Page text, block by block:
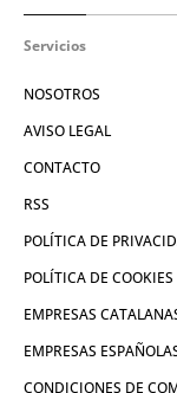
Servicios
NOSOTROS
AVISO LEGAL
CONTACTO
RSS
POLÍTICA DE
POLÍTICA DE COOKIES
EMPRESAS
EMPRESAS
CONDICIONES DE